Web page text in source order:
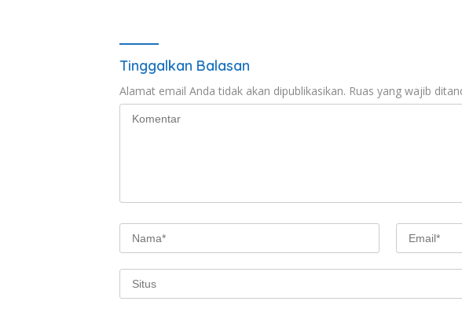
Tinggalkan Balasan
Alamat email Anda tidak akan dipublikasikan. Ruas yang wajib